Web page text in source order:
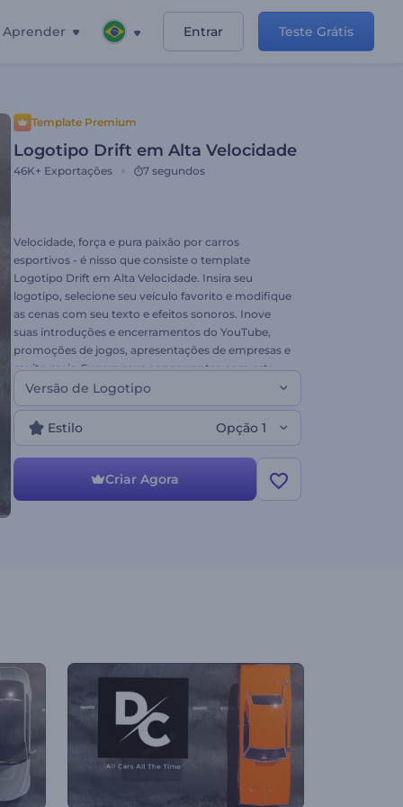
Aprender Entrar Teste Grátis
Template Premium
Logotipo Drift em Alta Velocidade
46K+ Exportações 7 segundos
Velocidade, força e pura paixão por carros
esportivos - é nisso que consiste o template
Logotipo Drift em Alta Velocidade. Insira seu
logotipo, selecione seu veículo favorito e modifique
as cenas com seu texto e efeitos sonoros. Inove
suas introduções e encerramentos do YouTube,
promoções de jogos, apresentações de empresas e
muito mais. Supere seus concorrentes com esta
animação hoje!
Versão de Logotipo
Estilo Opção 1
Criar Agora